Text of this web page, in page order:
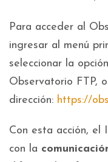
Para acceder al
ingresar al menú
seleccionar la
Observatorio FTP,
dirección: https://
Con esta acción, el
con la